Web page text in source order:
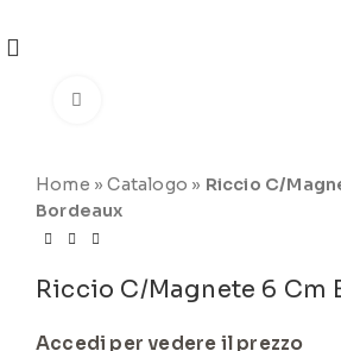
Home »Catalogo » Riccio C/
Bordeaux
Riccio C/Magnete 6 Cm
Accedi per vedere il prezzo